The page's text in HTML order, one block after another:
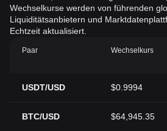
Wechselkurse werden von führenden
Liquiditätsanbietern und
Echtzeit aktualisiert.
Paar Wechselkurs
USDT/USD $0.9994
BTC/USD $64,945.35